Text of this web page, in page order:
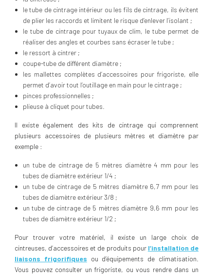
le tube de cintrage intérieur ou les fils de cintrage, ils évitent
de plier les raccords et limitent le risque d’enlever l’isolant ;
le tube de cintrage pour tuyaux de clim, le tube permet de
réaliser des angles et courbes sans écraser le tube ;
le ressort à cintrer ;
coupe-tube de différent diamètre ;
les mallettes complètes d’accessoires pour frigoriste, elle
permet d’avoir tout l’outillage en main pour le cintrage ;
pinces professionnelles ;
plieuse à cliquet pour tubes.
Il existe également des kits de cintrage qui comprennent
plusieurs accessoires de plusieurs mètres et diamètre par
exemple :
un tube de cintrage de 5 mètres diamètre 4 mm pour les
tubes de diamètre extérieur 1/4 ;
un tube de cintrage de 5 mètres diamètre 6,7 mm pour les
tubes de diamètre extérieur 3/8 ;
un tube de cintrage de 5 mètres diamètre 9,6 mm pour les
tubes de diamètre extérieur 1/2 ;
Pour trouver votre matériel, il existe un large choix de
cintreuses, d’accessoires et de produits pour l’installation de
liaisons frigorifiques ou d’équipements de climatisation.
Vous pouvez consulter un frigoriste, ou vous rendre dans un